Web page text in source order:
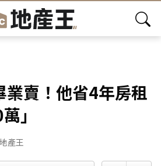
業賣！他省4年房租
」
產王